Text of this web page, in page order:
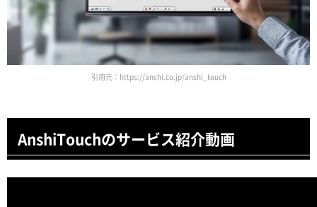
引用元：https://anshi.co.jp/anshi_touch
AnshiTouchのサービス紹介動画